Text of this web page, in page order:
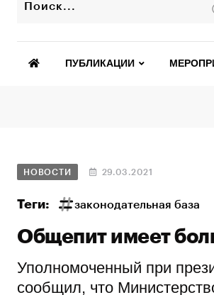
ПУБЛИКАЦИИ
НОВОСТИ 29.03.2021
Теги: законодательная база
Общепит имеет
Уполномоченный при
сообщил, что